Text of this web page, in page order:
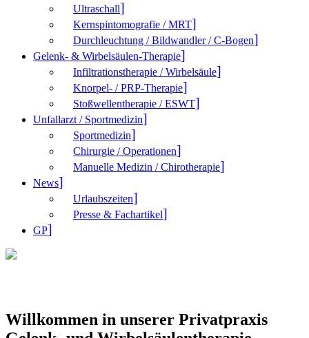
Ultraschall
Kernspintomografie / MRT
Durchleuchtung / Bildwandler / C-Bogen
Gelenk- & Wirbelsäulen-Therapie
Infiltrationstherapie / Wirbelsäule
Knorpel- / PRP-Therapie
Stoßwellentherapie / ESWT
Unfallarzt / Sportmedizin
Sportmedizin
Chirurgie / Operationen
Manuelle Medizin / Chirotherapie
News
Urlaubszeiten
Presse & Fachartikel
GP
Willkommen in unserer Privatpraxis